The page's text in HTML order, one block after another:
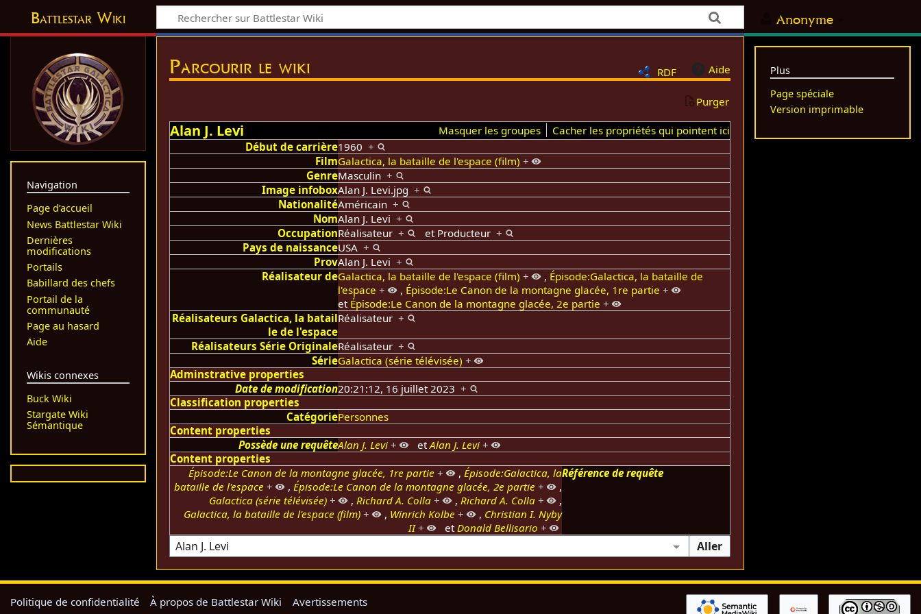
Anonyme
Battlestar Wiki
RDF Aide
Parcourir le wiki
Purger
Alan J. Levi Masquer les groupes
Cacher les propriétés qui pointent ici
Début de carrière1960 +
FilmGalactica, la bataille de l'espace (film) +
GenreMasculin+
Image infoboxAlan J. Levi.jpg+
NationalitéAméricain+
NomAlan J. Levi+
OccupationRéalisateur+ et Producteur+
Pays de naissanceUSA+
ProvAlan J. Levi+
Réalisateur deGalactica, la bataille de l'espace (film) + , Épisode:Galactica, la bataille de
l'espace + , Épisode:Le Canon de la montagne glacée, 1re partie +
et Épisode:Le Canon de la montagne glacée, 2e partie +
Réalisateurs Galactica, la batail
le de l'espace
Réalisateur+
Réalisateurs Série OriginaleRéalisateur+
SérieGalactica (série télévisée) +
Adminstrative properties
Date de modification20:21:12, 16 juillet 2023 +
Classification properties
CatégoriePersonnes
Content properties
Possède une requêteAlan J. Levi + etAlan J. Levi +
Content properties
Référence de requête
Épisode:Le Canon de la montagne glacée, 1re partie + , Épisode:Galactica, la
bataille de l'espace + , Épisode:Le Canon de la montagne glacée, 2e partie +
,
Galactica (série télévisée) + , Richard A. Colla + , Richard A. Colla +
,
Galactica, la bataille de l'espace (film) + , Winrich Kolbe + , Christian I. Nyby
II + et Donald Bellisario +
Navigation
Page d’accueil
News Battlestar Wiki
Dernières
modifications
Portails
Babillard des chefs
Portail de la
communauté
Page au hasard
Aide
Wikis connexes
Buck Wiki
Stargate Wiki
Sémantique
Plus
Page spéciale
Version imprimable
Politique de confidentialité À propos de Battlestar Wiki Avertissements